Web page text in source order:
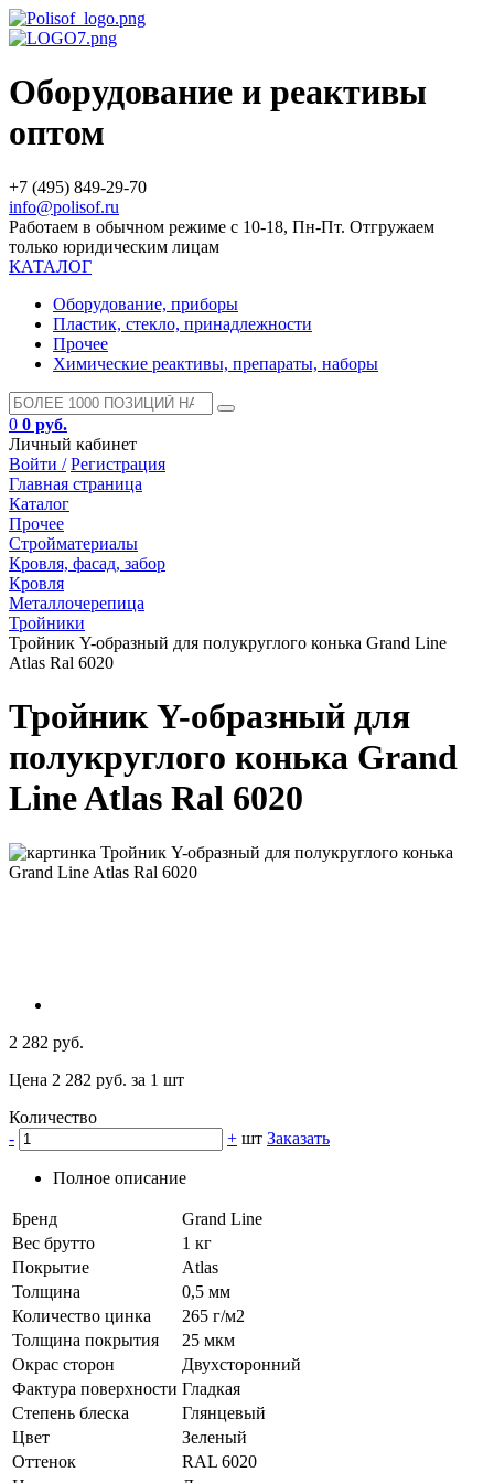
Оборудование и реактивы
оптом
+7 (495) 849-29-70
info@polisof.ru
Работаем в обычном режиме с 10-18, Пн-Пт. Отгружаем
только юридическим лицам
КАТАЛОГ
Оборудование, приборы
Пластик, стекло, принадлежности
Прочее
Химические реактивы, препараты, наборы
0 0 руб.
Личный кабинет
Войти / Регистрация
Главная страница
Каталог
Прочее
Стройматериалы
Кровля, фасад, забор
Кровля
Металлочерепица
Тройники
Тройник Y-образный для полукруглого конька Grand Line
Atlas Ral 6020
Тройник Y-образный для
полукруглого конька Grand
Line Atlas Ral 6020
2 282 руб.
Цена 2 282 руб. за 1 шт
Количество
-
+ шт Заказать
Полное описание
Бренд
Grand Line
Вес брутто
1 кг
Покрытие
Atlas
Толщина
0,5 мм
Количество цинка
265 г/м2
Толщина покрытия
25 мкм
Окрас сторон
Двухсторонний
Фактура поверхности Гладкая
Степень блеска
Глянцевый
Цвет
Зеленый
Оттенок
RAL 6020